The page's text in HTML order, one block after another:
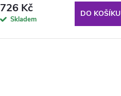
726 Kč
Skladem
DO KOŠÍKU